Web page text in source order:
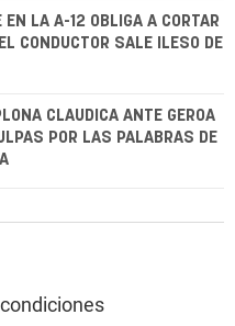
EN LA A-12 OBLIGA A CORTAR
CONDUCTOR SALE ILESO DE
CLAUDICA ANTE GEROA
POR LAS PALABRAS DE